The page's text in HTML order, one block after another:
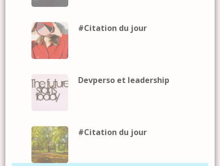
#Citation du jour
Devperso et leadership
#Citation du jour